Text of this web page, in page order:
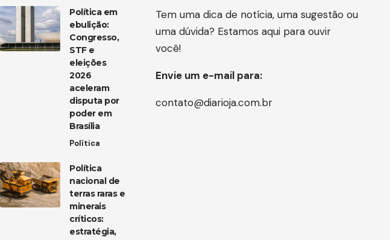
Política em
ebulição:
Congresso,
STF e
eleições
2026
aceleram
disputa por
poder em
Brasília
Política
Política
nacional de
terras raras e
minerais
críticos:
estratégia,
Tem uma dica de notícia, uma sugestão ou
uma dúvida? Estamos aqui para ouvir
você!
Envie um e-mail para:
contato@diarioja.com.br